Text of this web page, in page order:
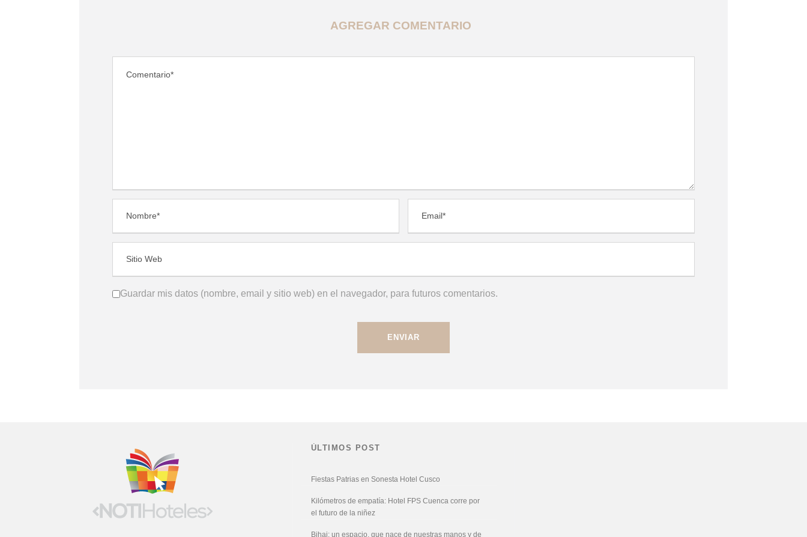
AGREGAR COMENTARIO
Guardar mis datos (nombre, email y sitio web) en el navegador, para futuros comentarios.
ÚLTIMOS POST
Fiestas Patrias en Sonesta Hotel Cusco
Kilómetros de empatía: Hotel FPS Cuenca corre por
el futuro de la niñez
Bihai: un espacio, que nace de nuestras manos y de